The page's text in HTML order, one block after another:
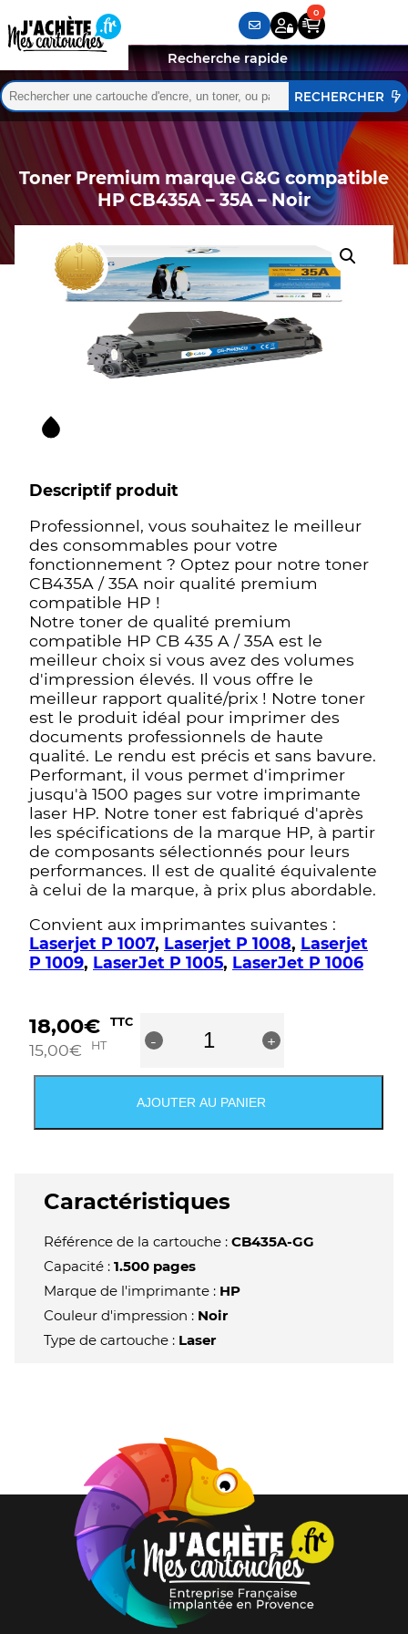
Rechercher :
Quand les résultats de l'auto-complétion sont
Recherche rapide
Toner Premium marque G&G compatible
HP CB435A – 35A – Noir
Descriptif produit
Professionnel, vous souhaitez le meilleur
des consommables pour votre
fonctionnement ? Optez pour notre toner
CB435A / 35A noir qualité premium
compatible HP !
Notre toner de qualité premium
compatible HP CB 435 A / 35A est le
meilleur choix si vous avez des volumes
d'impression élevés. Il vous offre le
meilleur rapport qualité/prix ! Notre toner
est le produit idéal pour imprimer des
documents professionnels de haute
qualité. Le rendu est précis et sans bavure.
Performant, il vous permet d'imprimer
jusqu'à 1500 pages sur votre imprimante
laser HP. Notre toner est fabriqué d'après
les spécifications de la marque HP, à partir
de composants sélectionnés pour leurs
performances. Il est de qualité équivalente
à celui de la marque, à prix plus abordable.
Convient aux imprimantes suivantes :
Laserjet P 1007, Laserjet P 1008, Laserjet
P 1009, LaserJet P 1005, LaserJet P 1006
18,00€ TTC
15,00€ HT -
Premium
marque
-
35A
Noir
+
AJOUTER AU PANIER
Caractéristiques
Référence de la cartouche : CB435A-GG
Capacité : 1.500 pages
Marque de l'imprimante : HP
Couleur d'impression : Noir
Type de cartouche : Laser